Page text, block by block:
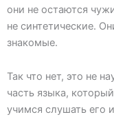
они не остаются
не синтетические.
знакомые.
Так что нет, это не
часть языка,
учимся слушать его